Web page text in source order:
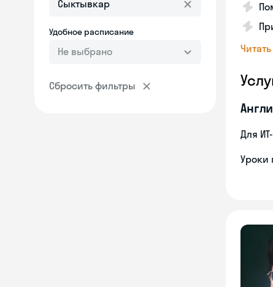
Удобное расписание
Не выбрано
Сбросить фильтры
Для
Уроки